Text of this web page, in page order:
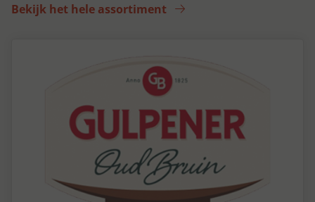
Bekijk het hele assortiment